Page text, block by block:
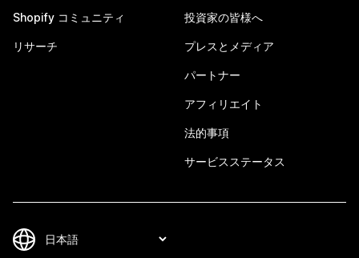
Shopify コミュニティ
リサーチ
投資家の皆様へ
プレスとメディア
パートナー
アフィリエイト
法的事項
サービスステータス